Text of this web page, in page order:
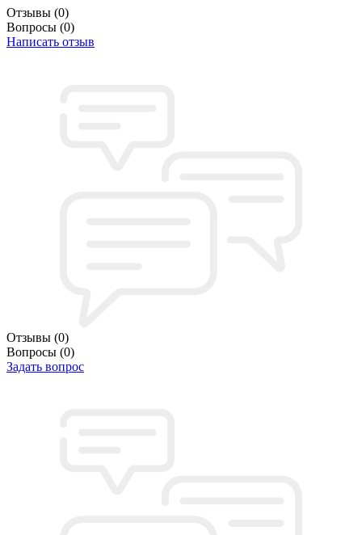
Отзывы (0)
Вопросы (0)
Написать отзыв
Отзывы (0)
Вопросы (0)
Задать вопрос